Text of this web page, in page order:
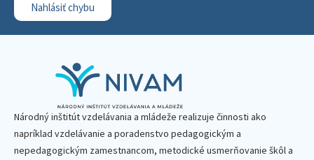
Nahlásiť chybu
Národný inštitút vzdelávania a mládeže realizuje činnosti ako
napríklad vzdelávanie a poradenstvo pedagogickým a
nepedagogickým zamestnancom, metodické usmerňovanie škôl a